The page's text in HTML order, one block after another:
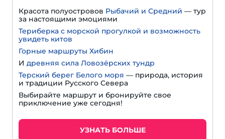
Красота полуостровов Рыбачий и Средний — тур
за настоящими эмоциями
Териберка с морской прогулкой и возможность
увидеть китов
Горные маршруты Хибин
И древняя сила Ловозёрских тундр
Терский берег Белого моря — природа, история
и традиции Русского Севера
Выбирайте маршрут и бронируйте свое
приключение уже сегодня!
УЗНАТЬ БОЛЬШЕ